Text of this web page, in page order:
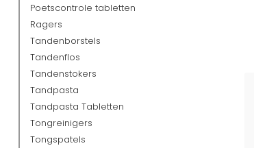
Poetscontrole tabletten
Ragers
Tandenborstels
Tandenflos
Tandenstokers
Tandpasta
Tandpasta Tabletten
Tongreinigers
Tongspatels